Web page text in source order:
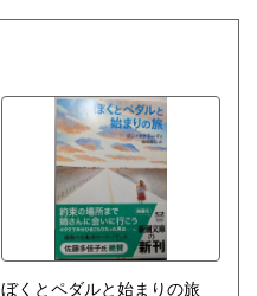
ぼくとペダルと始まりの旅